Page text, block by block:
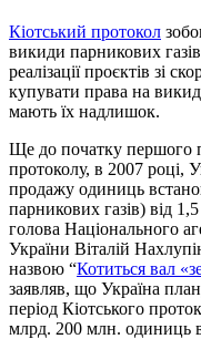
Кіотський протокол
викиди парникових
реалізації проєктів зі
купувати права на
мають їх надлишок.
Ще до початку першого
протоколу, в 2007 році,
продажу одиниць
парникових газів) від
голова Національного
України Віталій
назвою “Котиться вал
заявляв, що Україна
період Кіотського
млрд. 200 млн. одиниць